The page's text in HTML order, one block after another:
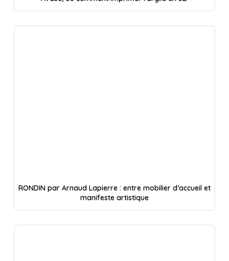
RONDIN par Arnaud Lapierre : entre mobilier d’accueil et
manifeste artistique